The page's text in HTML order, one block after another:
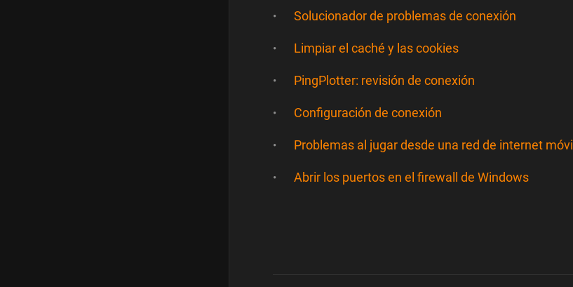
Solucionador de problemas de conexión
Limpiar el caché y las cookies
PingPlotter: revisión de conexión
Configuración de conexión
Problemas al jugar desde una red de internet móvil
Abrir los puertos en el firewall de Windows